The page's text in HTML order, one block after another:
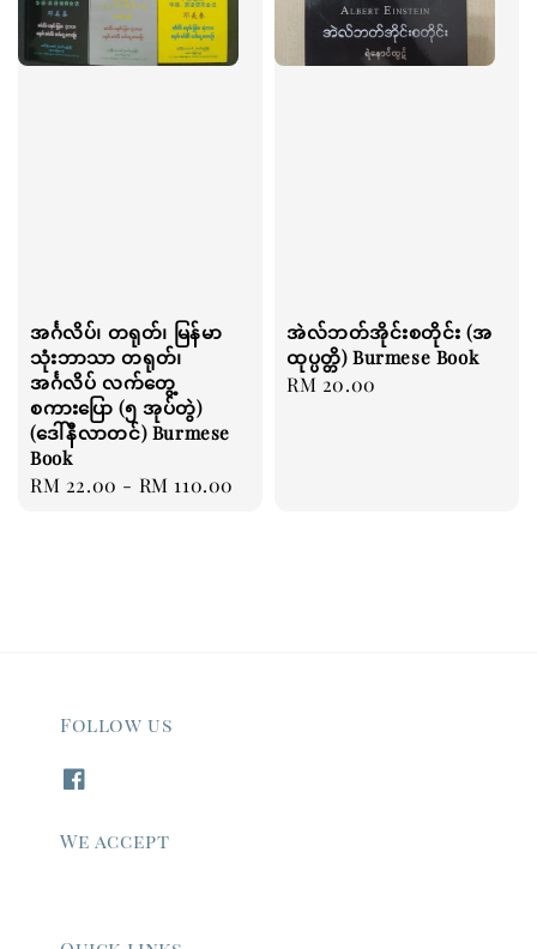
အင်္ဂလိပ်၊ တရုတ်၊ မြန်မာ
သုံးဘာသာ တရုတ်၊
အင်္ဂလိပ် လက်တွေ့
စကားပြော (၅ အုပ်တွဲ)
(ဒေါ်နီလာတင်) Burmese
Book
Regular
RM 22.00 - RM 110.00
အဲလ်ဘတ်အိုင်းစတိုင်း (အ
ထုပ္ပတ္တိ) Burmese Book
Regular
RM 20.00
Follow us
We accept